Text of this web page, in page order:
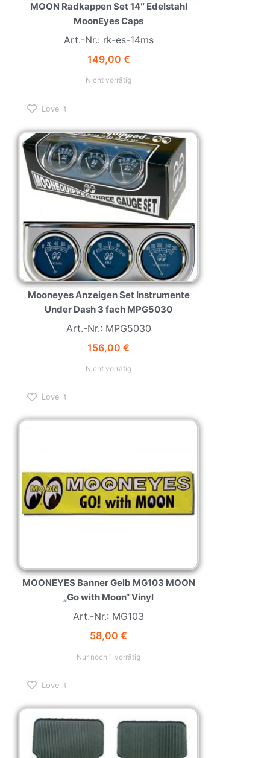
MOON Radkappen Set 14″ Edelstahl
MoonEyes Caps
Art.-Nr.: rk-es-14ms
149,00 €
Nicht vorrätig
Love it
Mooneyes Anzeigen Set Instrumente
Under Dash 3 fach MPG5030
Art.-Nr.: MPG5030
156,00 €
Nicht vorrätig
Love it
MOONEYES Banner Gelb MG103 MOON
„Go with Moon“ Vinyl
Art.-Nr.: MG103
58,00 €
Nur noch 1 vorrätig
Love it